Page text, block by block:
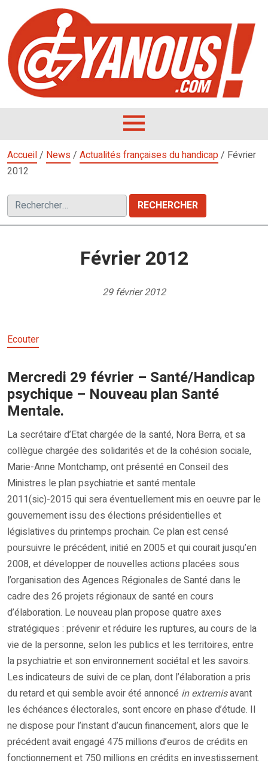
contenu
OUVRIR
MENU
Accueil/ News/ Actualités françaises du handicap/ Février
2012
Rechercher :
Février 2012
29 février 2012
Ecouter
Mercredi 29 février – Santé/Handicap
psychique – Nouveau plan Santé
Mentale.
La secrétaire d’Etat chargée de la santé, Nora Berra, et sa
collègue chargée des solidarités et de la cohésion sociale,
Marie-Anne Montchamp, ont présenté en Conseil des
Ministres le plan psychiatrie et santé mentale
2011(sic)-2015 qui sera éventuellement mis en oeuvre par le
gouvernement issu des élections présidentielles et
législatives du printemps prochain. Ce plan est censé
poursuivre le précédent, initié en 2005 et qui courait jusqu’en
2008, et développer de nouvelles actions placées sous
l’organisation des Agences Régionales de Santé dans le
cadre des 26 projets régionaux de santé en cours
d’élaboration. Le nouveau plan propose quatre axes
stratégiques : prévenir et réduire les ruptures, au cours de la
vie de la personne, selon les publics et les territoires, entre
la psychiatrie et son environnement sociétal et les savoirs.
Les indicateurs de suivi de ce plan, dont l’élaboration a pris
du retard et qui semble avoir été annoncé in extremisavant
les échéances électorales, sont encore en phase d’étude. Il
ne dispose pour l’instant d’aucun financement, alors que le
précédent avait engagé 475 millions d’euros de crédits en
fonctionnement et 750 millions en crédits en investissement.